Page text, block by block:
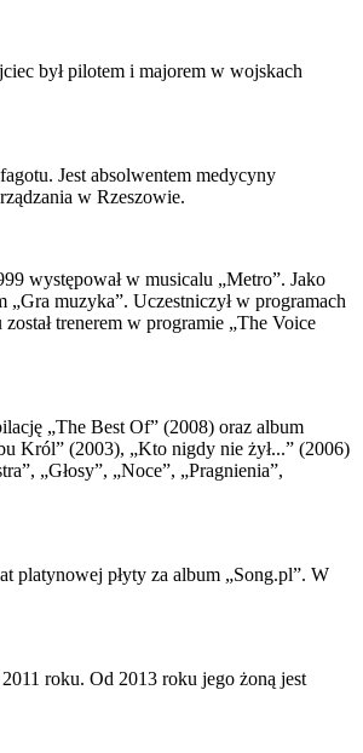
był pilotem i majorem w wojskach
Jest absolwentem medycyny
w Rzeszowie.
występował w musicalu „Metro”. Jako
muzyka”. Uczestniczył w programach
trenerem w programie „The Voice
„The Best Of” (2008) oraz album
Król” (2003), „Kto nigdy nie żył...” (2006)
„Głosy”, „Noce”, „Pragnienia”,
platynowej płyty za album „Song.pl”. W
roku. Od 2013 roku jego żoną jest